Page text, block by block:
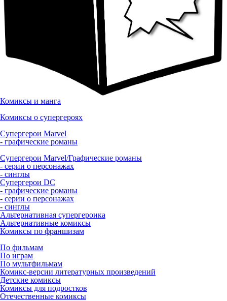
Комиксы и манга
Комиксы о супергероях
Супергерои Marvel
- графические романы
Супергерои Marvel/Графические романы
- серии о персонажах
- синглы
Супергерои DC
- графические романы
- серии о персонажах
- синглы
Альтернативная супергероика
Альтернативные комиксы
Комиксы по франшизам
По фильмам
По играм
По мультфильмам
Комикс-версии литературных произведений
Детские комиксы
Комиксы для подростков
Отечественные комиксы